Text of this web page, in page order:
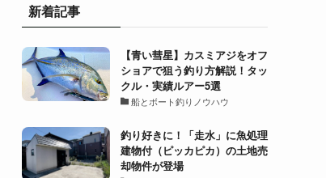
新着記事
【青い彗星】カスミアジをオフ
ショアで狙う釣り方解説！タッ
クル・実績ルアー5選
船とボート釣りノウハウ
釣り好きに！「走水」に魚処理
建物付（ピッカピカ）の土地売
却物件が登場